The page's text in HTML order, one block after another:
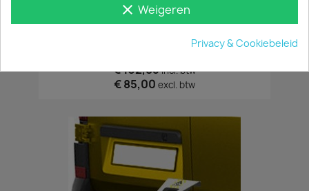
Set Van 2 Led Lampen 12V 50 Cm Incl. Schakelaar
€ 102,85incl. btw
€ 85,00 excl. btw
clear Weigeren
Privacy & Cookiebeleid